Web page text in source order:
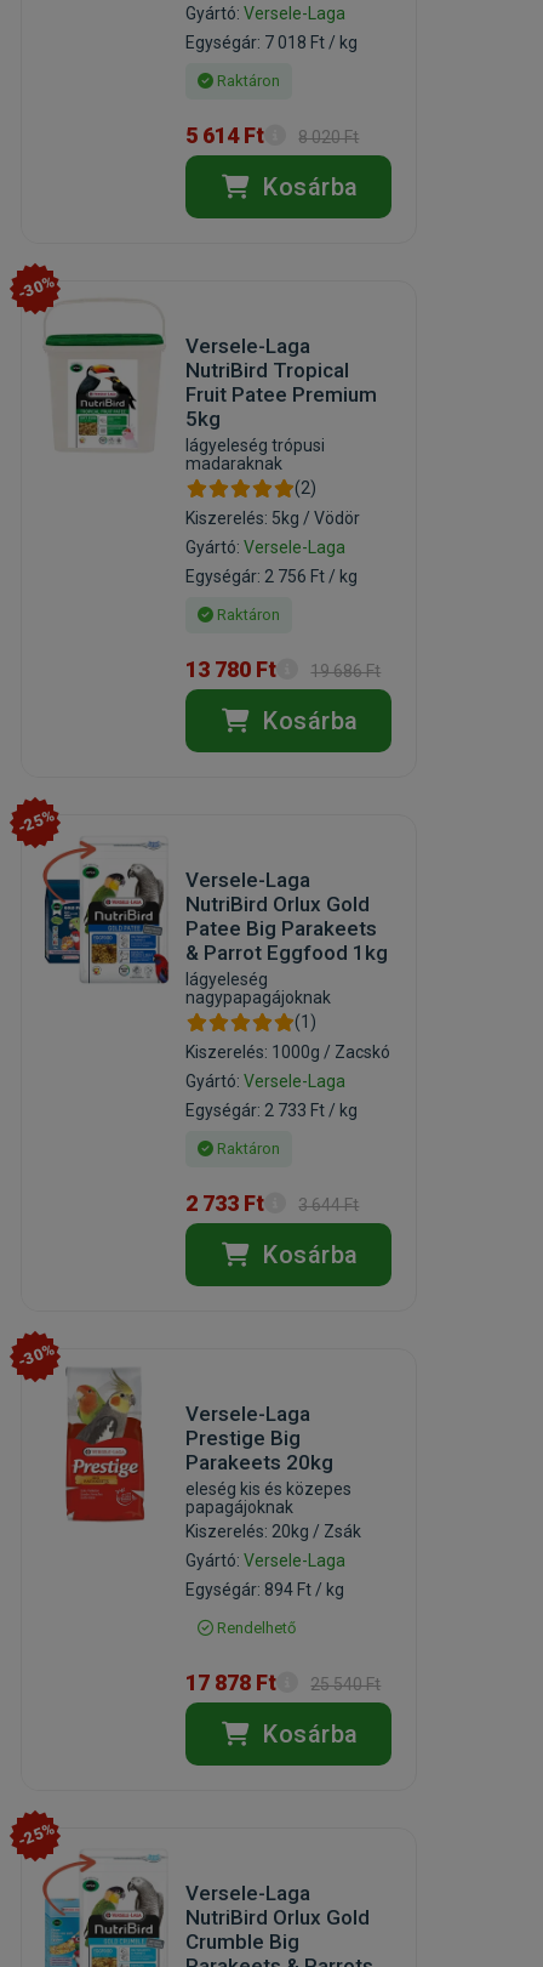
Gyártó:Versele-Laga
Egységár: 7 018 Ft / kg
Raktáron
5 614 Ft 8 020 Ft
Kosárba
-30%
Versele-Laga
NutriBird Tropical
Fruit Patee Premium
5kg
lágyeleség trópusi
madaraknak
(2)
Kiszerelés: 5kg / Vödör
Gyártó:Versele-Laga
Egységár: 2 756 Ft / kg
Raktáron
13 780 Ft 19 686 Ft
Kosárba
-25%
Versele-Laga
NutriBird Orlux Gold
Patee Big Parakeets
& Parrot Eggfood 1kg
lágyeleség
nagypapagájoknak
(1)
Kiszerelés: 1000g / Zacskó
Gyártó:Versele-Laga
Egységár: 2 733 Ft / kg
Raktáron
2 733 Ft 3 644 Ft
Kosárba
-30%
Versele-Laga
Prestige Big
Parakeets 20kg
eleség kis és közepes
papagájoknak
Kiszerelés: 20kg / Zsák
Gyártó:Versele-Laga
Egységár: 894 Ft / kg
Rendelhető
17 878 Ft 25 540 Ft
Kosárba
-25%
Versele-Laga
NutriBird Orlux Gold
Crumble Big